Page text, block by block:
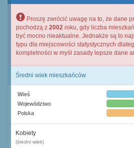
Proszę zwrócić uwagę na to, że dane
pochodzą z 2002 roku, gdy liczba
być mocno nieaktualne. Jednakże są to
typu dla miejscowości statystycznych
kompletności w myśl zasady lepsze dane
Średni wiek mieszkańców
Wieś
Województwo
Polska
Kobiety
(średni wiek)